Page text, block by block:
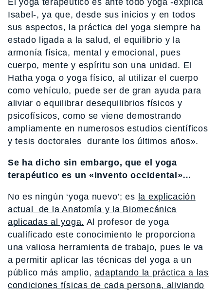
El yoga terapéutico es ante todo yoga -explica
Isabel-, ya que, desde sus inicios y en todos
sus aspectos, la práctica del yoga siempre ha
estado ligada a la salud, el equilibrio y la
armonía física, mental y emocional, pues
cuerpo, mente y espíritu son una unidad. El
Hatha yoga o yoga físico, al utilizar el cuerpo
como vehículo, puede ser de gran ayuda para
aliviar o equilibrar desequilibrios físicos y
psicofísicos, como se viene demostrando
ampliamente en numerosos estudios científicos
y tesis doctorales durante los ú ltimos años».
Se ha dicho sin embargo, que el yoga
terapéutico es un «invento occidental»…
No es ningún ‘yoga nuevo’; es la explicación
actual de la Anatomía y la Biomecánica
aplicadas al yoga. Al profesor de yoga
cualificado este conocimiento le proporciona
una valiosa herramienta de trabajo, pues le va
a permitir aplicar las técnicas del yoga a un
público más amplio,adaptando la práctica a las
condiciones físicas de cada persona, aliviando